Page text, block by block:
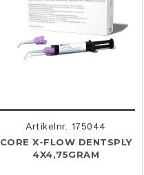
Artikelnr. 175044
CORE X-FLOW DENTSPLY
4X4,75GRAM